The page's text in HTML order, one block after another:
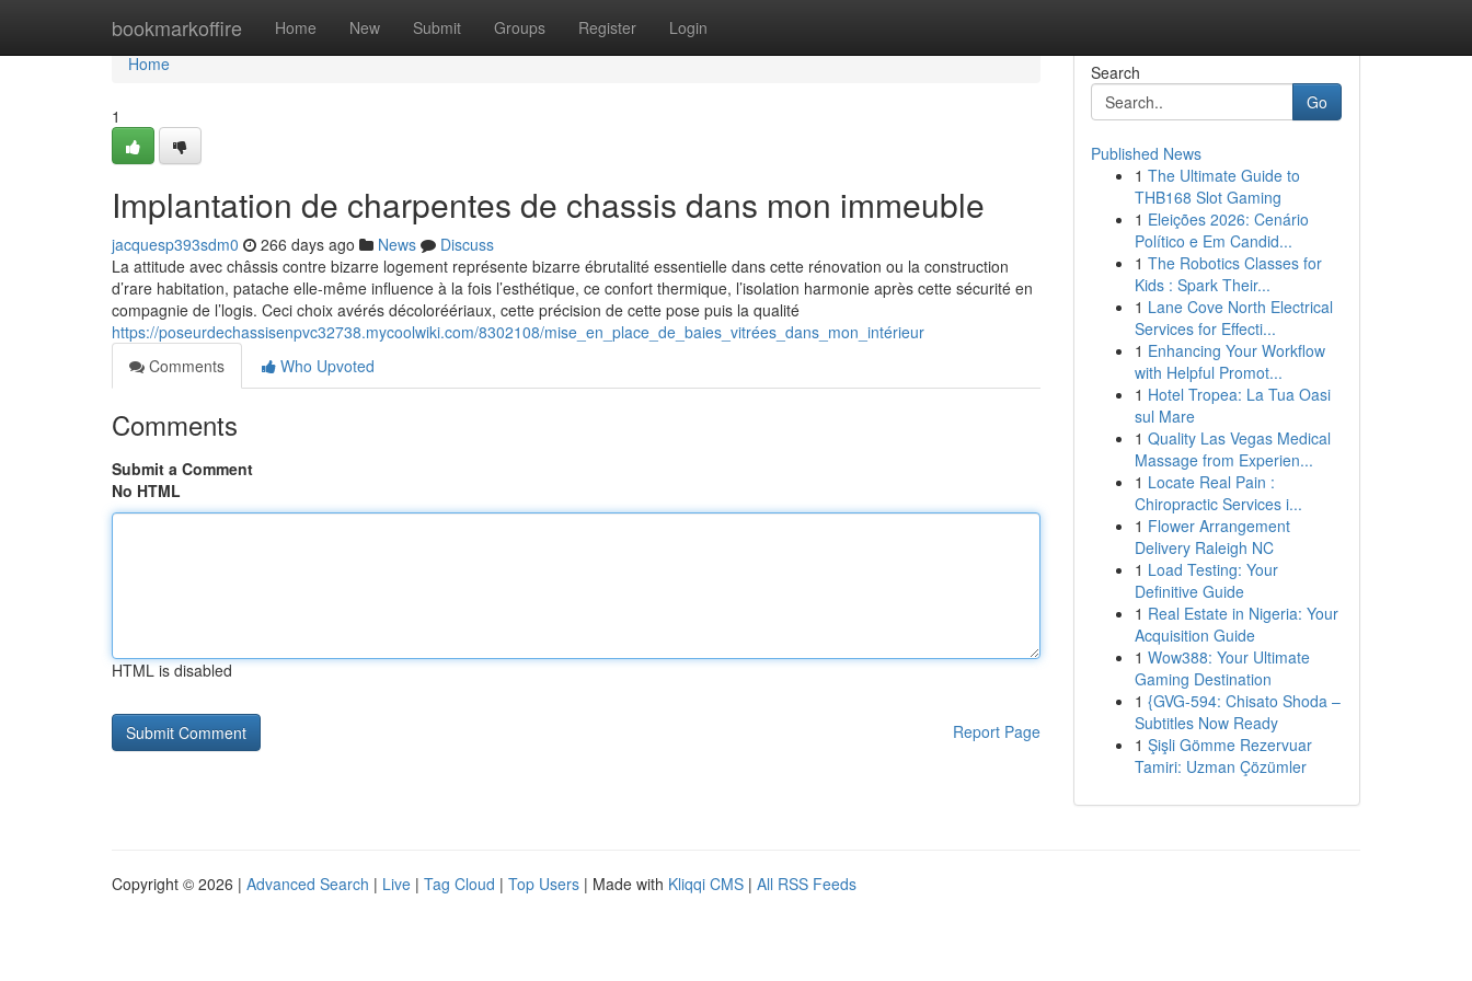
bookmarkoffire Home New Submit Groups Register Login
Home
Home
1
Implantation de charpentes de chassis dans mon immeuble
jacquesp393sdm0 266 days ago News
Discuss
La attitude avec châssis contre bizarre logement représente bizarre ébrutalité essentielle dans cette rénovation ou la construction
d’rare habitation, patache elle-même influence à la fois l’esthétique, ce confort thermique, l’isolation harmonie après cette sécurité en
compagnie de l’logis. Ceci choix avérés décoloréériaux, cette précision de cette pose puis la qualité
https://poseurdechassisenpvc32738.mycoolwiki.com/8302108/mise_en_place_de_baies_vitrées_dans_mon_intérieur
Comments
Who Upvoted
Comments
Submit a Comment
No HTML
HTML is disabled
Report Page
Search
Go
Published News
1 The Ultimate Guide to
THB168 Slot Gaming
1 Eleições 2026: Cenário
Político e Em Candid...
1 The Robotics Classes for
Kids : Spark Their...
1 Lane Cove North Electrical
Services for Effecti...
1 Enhancing Your Workflow
with Helpful Promot...
1 Hotel Tropea: La Tua Oasi
sul Mare
1 Quality Las Vegas Medical
Massage from Experien...
1 Locate Real Pain :
Chiropractic Services i...
1 Flower Arrangement
Delivery Raleigh NC
1 Load Testing: Your
Definitive Guide
1 Real Estate in Nigeria: Your
Acquisition Guide
1 Wow388: Your Ultimate
Gaming Destination
1 {GVG-594: Chisato Shoda –
Subtitles Now Ready
1 Şişli Gömme Rezervuar
Tamiri: Uzman Çözümler
Copyright © 2026 | Advanced Search | Live | Tag Cloud | Top Users | Made with Kliqqi CMS | All RSS Feeds